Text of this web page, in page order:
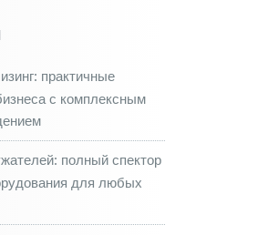
практичные
с комплексным
полный спектор
для любых